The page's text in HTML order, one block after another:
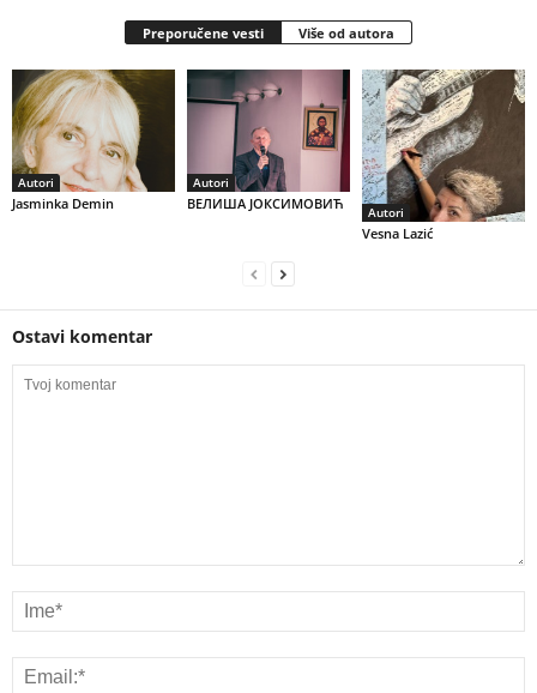
Preporučene vesti Više od autora
Autori
Jasminka Demin
Autori
ВЕЛИША ЈОКСИМОВИЋ Autori
Vesna Lazić
Ostavi komentar